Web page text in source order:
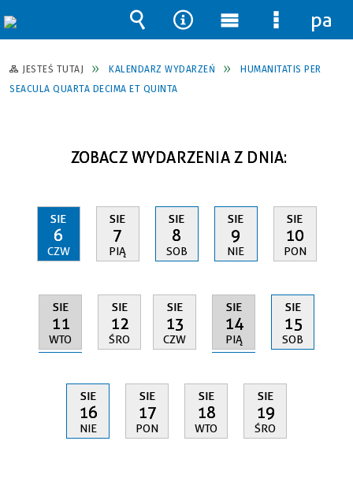
JESTEŚ TUTAJ KALENDARZ WYDARZEŃ
HUMANITATIS PER
SEACULA QUARTA DECIMA ET QUINTA
ZOBACZ WYDARZENIA Z DNIA:
SIE
6
CZW
SIE
7
PIĄ
SIE
8
SOB
SIE
9
NIE
SIE
10
PON
SIE
11
WTO
SIE
12
ŚRO
SIE
13
CZW
SIE
14
PIĄ
SIE
15
SOB
SIE
16
NIE
SIE
17
PON
SIE
18
WTO
SIE
19
ŚRO
Wyszukiwarka
Narzędzia
Menu
główne
Menu